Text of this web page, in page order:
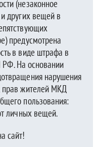
(незаконное
других вещей в
предусмотрена
в виде штрафа в
РФ. На основании
нарушения
прав жителей МКД
пользования:
личных вещей.
сайт!